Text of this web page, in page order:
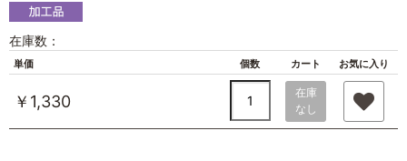
在庫数：
単価 個数 カート お気に入り
￥1,330
在庫
なし